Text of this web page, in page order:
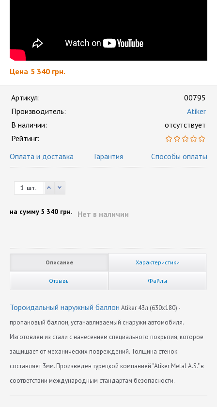
Цена 5 340 грн.
Артикул:
00795
Производитель:
Atiker
В наличии:
отсутствует
Рейтинг:
Оплата и доставка
Гарантия Способы оплаты
шт.
Нет в наличии
на сумму 5 340 грн.
Описание Характеристики
Отзывы Файлы
Тороидальный наружный баллон Atiker 43л (630x180) -
пропановый баллон, устанавливаемый снаружи автомобиля.
Изготовлен из стали с нанесением специального покрытия, которое
защищает от механических повреждений. Толщина стенок
составляет 3мм. Произведен турецкой компанией "Atiker Metal A.S." в
соответствии международным стандартам безопасности.